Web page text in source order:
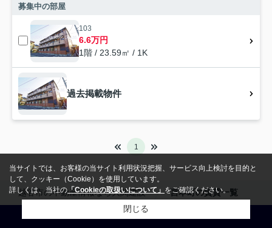
募集中の部屋
103
6.6万円
1階 / 23.59㎡ / 1K
過去掲載物件
1
越谷市の不動産情報なら大関建設 宮本町の賃貸一覧
当サイトでは、お客様の当サイト利用状況把握、サービス向上検討を目的と
して、クッキー（Cookie）を使用しています。
詳しくは、当社の「Cookieの取扱いについて」 をご確認ください。
閉じる